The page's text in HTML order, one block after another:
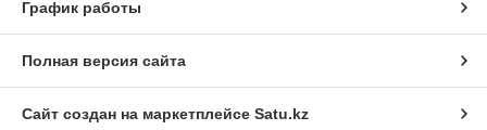
График работы
Полная версия сайта
Сайт создан на маркетплейсе Satu.kz